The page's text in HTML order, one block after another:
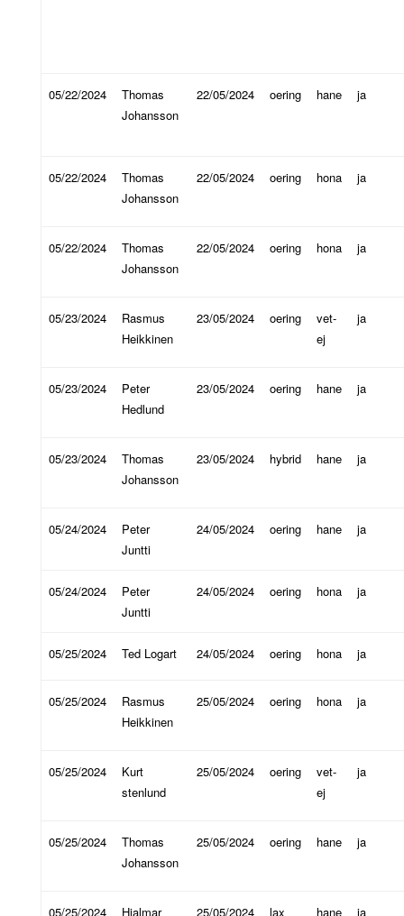
05/22/2024
Thomas
Johansson
22/05/2024 oering hane ja
05/22/2024
Thomas
Johansson
22/05/2024 oering hona ja
05/22/2024
Thomas
Johansson
22/05/2024 oering hona ja
05/23/2024
Rasmus
Heikkinen
23/05/2024 oering
vet-
ej
ja
05/23/2024
Peter
Hedlund
23/05/2024 oering hane ja
05/23/2024
Thomas
Johansson
23/05/2024 hybrid hane ja
05/24/2024
Peter
Juntti
24/05/2024 oering hane ja
05/24/2024
Peter
Juntti
24/05/2024 oering hona ja
05/25/2024 Ted Logart 24/05/2024 oering hona ja
05/25/2024
Rasmus
Heikkinen
25/05/2024 oering hona ja
05/25/2024
Kurt
stenlund
25/05/2024 oering
vet-
ej
ja
05/25/2024
Thomas
Johansson
25/05/2024 oering hane ja
05/25/2024
Hjalmar
25/05/2024 lax hane ja